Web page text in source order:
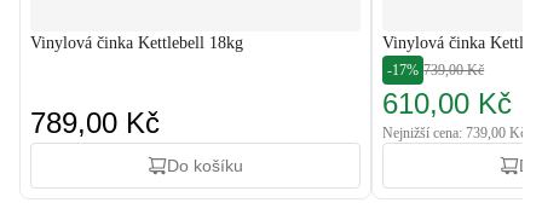
Vinylová činka Kettlebell 18kg
789,00 Kč
Do košíku
Vinylová činka
-17% 739,00 Kč
610,00 Kč
Nejnižší cena: 739,00 Kč